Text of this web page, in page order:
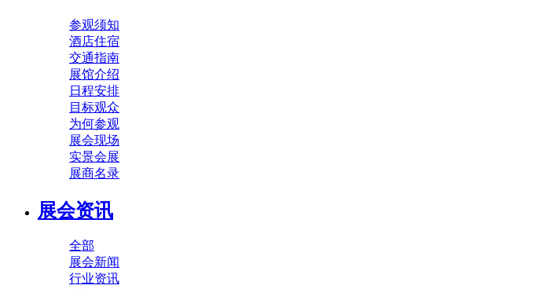
参观须知
酒店住宿
交通指南
展馆介绍
日程安排
目标观众
为何参观
展会现场
实景会展
展商名录
展会资讯
全部
展会新闻
行业资讯